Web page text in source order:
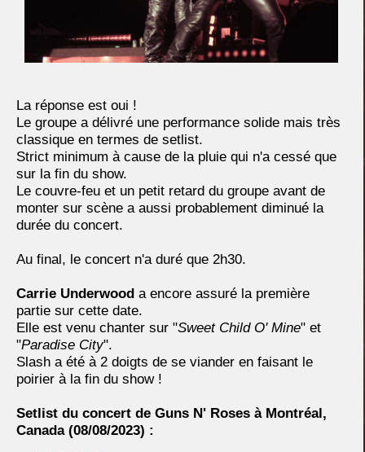
La réponse est oui !
Le groupe a délivré une performance solide mais très
classique en termes de setlist.
Strict minimum à cause de la pluie qui n'a cessé que
sur la fin du show.
Le couvre-feu et un petit retard du groupe avant de
monter sur scène a aussi probablement diminué la
durée du concert.
Au final, le concert n'a duré que 2h30.
Carrie Underwood a encore assuré la première
partie sur cette date.
Elle est venu chanter sur "Sweet Child O' Mine" et
"Paradise City".
Slash a été à 2 doigts de se viander en faisant le
poirier à la fin du show !
Setlist du concert de Guns N' Roses à Montréal,
Canada (08/08/2023) :